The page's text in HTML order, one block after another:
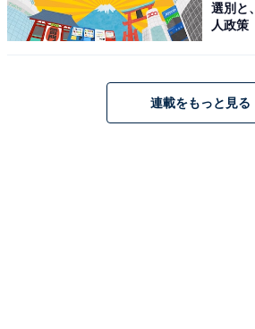
選別と
人政策
連載をもっと見る